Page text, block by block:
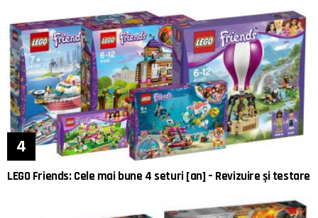
LEGO Friends: Cele mai bune 4 seturi [an] – Revizuire și testare